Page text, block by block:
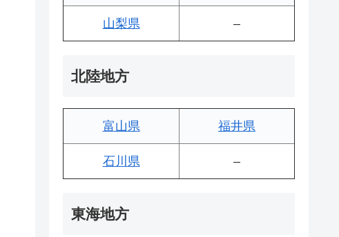
山梨県 –
北陸地方
富山県 福井県
石川県 –
東海地方